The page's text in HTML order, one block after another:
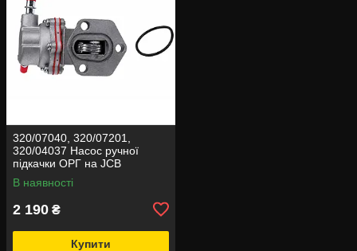
320/07040, 320/07201,
320/04037 Насос ручної
підкачки ОРГ на JCB
В наявності
2 190 ₴
Купити